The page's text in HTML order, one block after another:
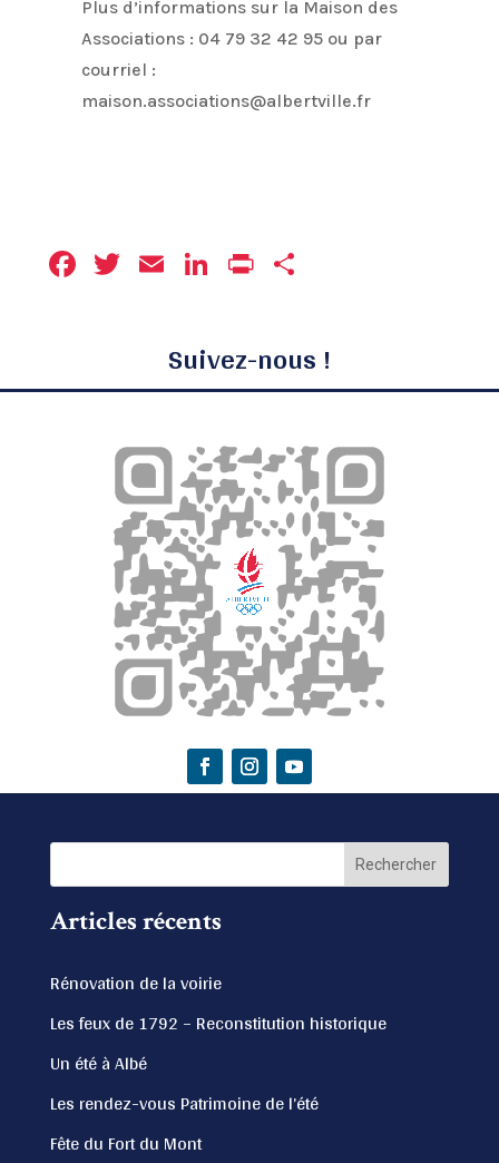
Plus d’informations sur la Maison des
Associations : 04 79 32 42 95 ou par
courriel :
maison.associations@albertville.fr
Facebook
Twitter
EmailLinkedIn
Print
Suivez-nous !
Articles récents
Rénovation de la voirie
Les feux de 1792 – Reconstitution historique
Un été à Albé
Les rendez-vous Patrimoine de l’été
Fête du Fort du Mont